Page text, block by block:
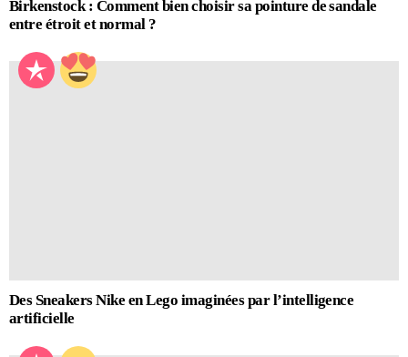
Birkenstock : Comment bien choisir sa pointure de sandale
entre étroit et normal ?
Des Sneakers Nike en Lego imaginées par l’intelligence
artificielle